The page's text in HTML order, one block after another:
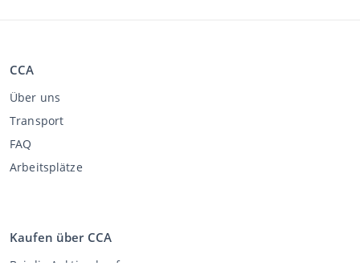
CCA
Über uns
Transport
FAQ
Arbeitsplätze
Kaufen über CCA
Bei die Auktion kaufen